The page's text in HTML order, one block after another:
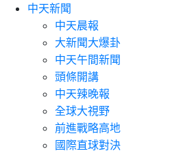
中天新聞
中天晨報
大新聞大爆卦
中天午間新聞
頭條開講
中天辣晚報
全球大視野
前進戰略高地
國際直球對決